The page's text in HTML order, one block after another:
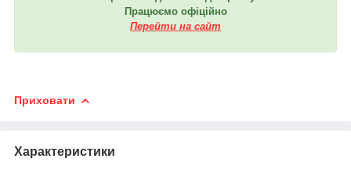
Працюємо офіційно
Перейти на сайт
Приховати
Характеристики